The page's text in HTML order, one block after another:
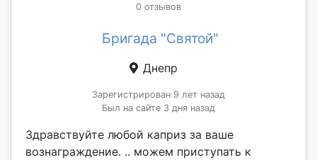
0 отзывов
Бригада "Святой"
Днепр
Зарегистрирован 9 лет назад
Был на сайте 3 дня назад
Здравствуйте любой каприз за ваше
вознаграждение. .. можем приступать к